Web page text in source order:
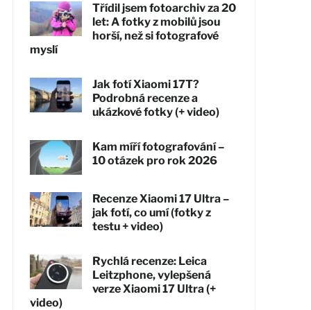
Třídil jsem fotoarchiv za 20
let: A fotky z mobilů jsou
horší, než si fotografové
myslí
Jak fotí Xiaomi 17T?
Podrobná recenze a
ukázkové fotky (+ video)
Kam míří fotografování –
10 otázek pro rok 2026
Recenze Xiaomi 17 Ultra –
jak fotí, co umí (fotky z
testu + video)
Rychlá recenze: Leica
Leitzphone, vylepšená
verze Xiaomi 17 Ultra (+
video)